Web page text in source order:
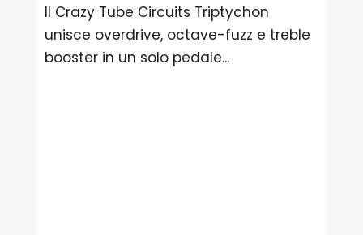
Il Crazy Tube Circuits Triptychon
unisce overdrive, octave-fuzz e treble
booster in un solo pedale...